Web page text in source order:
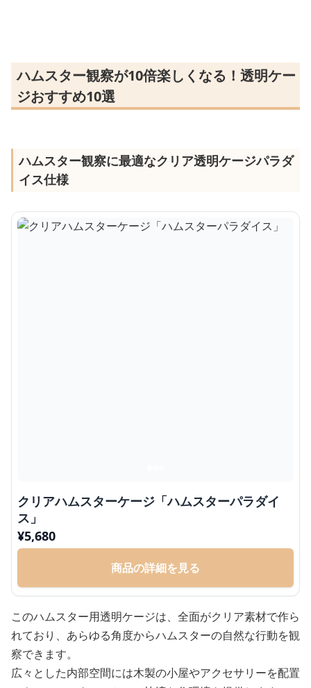
ハムスター観察が10倍楽しくなる！透明ケー
ジおすすめ10選
ハムスター観察に最適なクリア透明ケージパラダ
イス仕様
クリアハムスターケージ「ハムスターパラダイ
ス」
¥5,680
商品の詳細を見る
このハムスター用透明ケージは、全面がクリア素材で作ら
れており、あらゆる角度からハムスターの自然な行動を観
察できます。
広々とした内部空間には木製の小屋やアクセサリーを配置